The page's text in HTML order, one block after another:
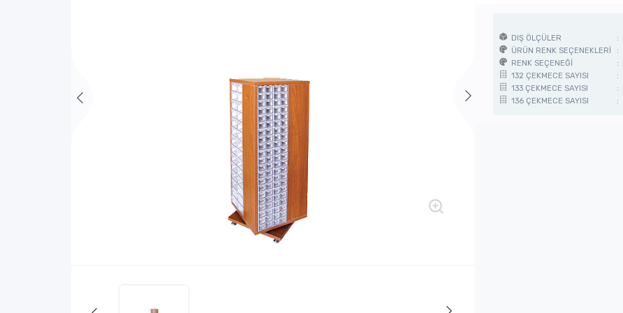
DIŞ ÖLÇÜLER
:
ÜRÜN RENK SEÇENEKLERİ
:
RENK SEÇENEĞİ
:
132 ÇEKMECE SAYISI
:
133 ÇEKMECE SAYISI
:
136 ÇEKMECE SAYISI
: